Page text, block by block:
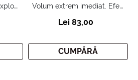
Volum extrem. Gene explozive.
Volum extrem imediat. Efect scenografic.
Lei 83,00
CUMPĂRĂ